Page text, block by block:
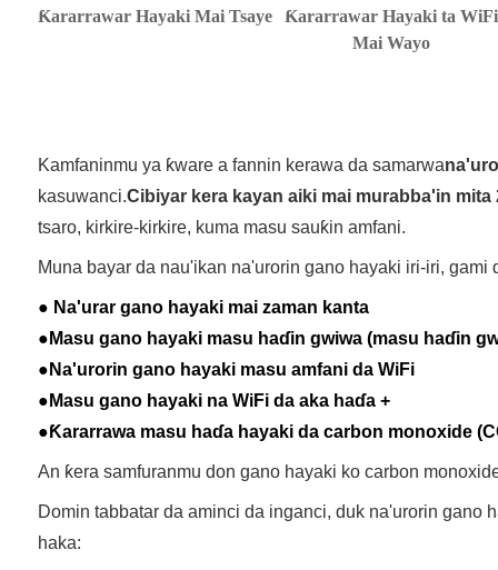
Ƙararrawar Hayaki Mai Tsaye
Ƙararrawar Hayaki ta WiFi
Mai Wayo
Kamfaninmu ya ƙware a fannin kerawa da samarwa
kasuwanci.Cibiyar kera kayan aiki mai murabba'in mita
tsaro, kirkire-kirkire, kuma masu sauƙin amfani.
Muna bayar da nau'ikan na'urorin gano hayaki iri-iri, gami
● Na'urar gano hayaki mai zaman kanta
● Masu gano hayaki masu haɗin gwiwa (masu haɗin
● Na'urorin gano hayaki masu amfani da WiFi
● Masu gano hayaki na WiFi da aka haɗa +
●Ƙararrawa masu haɗa hayaki da carbon monoxide
An ƙera samfuranmu don gano hayaki ko carbon
Domin tabbatar da aminci da inganci, duk na'urorin gano
haka: